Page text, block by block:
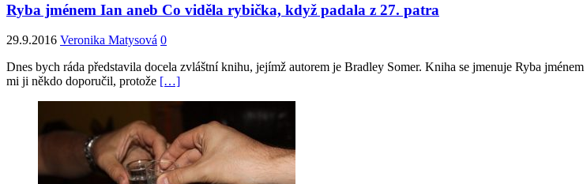
Ryba jménem Ian aneb Co viděla rybička, když padala z 27. patra
29.9.2016 Veronika Matysová 0
Dnes bych ráda představila docela zvláštní knihu, jejímž autorem je Bradley Somer. Kniha se jmenuje Ryba
mi ji někdo doporučil, protože […]